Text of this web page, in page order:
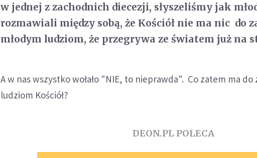
w jednej z zachodnich diecezji, słyszeliśmy jak
rozmawiali między sobą, że Kościół nie ma nic do
młodym ludziom, że przegrywa ze światem już na
A w nas wszystko wołało "NIE, to nieprawda". Co zatem ma
ludziom Kościół?
DEON.PL POLECA